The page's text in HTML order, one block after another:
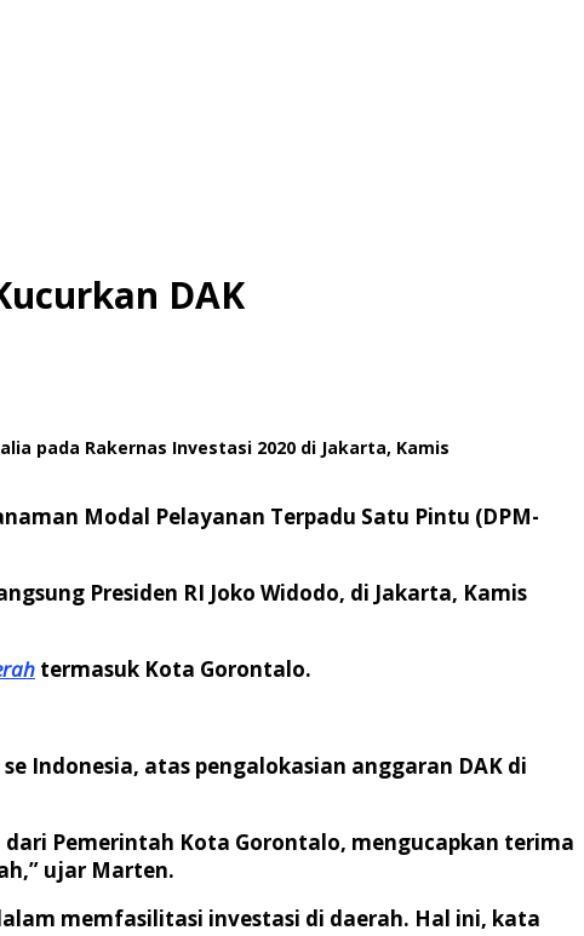
DAK
pada Rakernas Investasi 2020 di Jakarta, Kamis
Modal Pelayanan Terpadu Satu Pintu (DPM-
Presiden RI Joko Widodo, di Jakarta, Kamis
termasuk Kota Gorontalo.
Indonesia, atas pengalokasian anggaran DAK di
Pemerintah Kota Gorontalo, mengucapkan terima
ujar Marten.
memfasilitasi investasi di daerah. Hal ini, kata